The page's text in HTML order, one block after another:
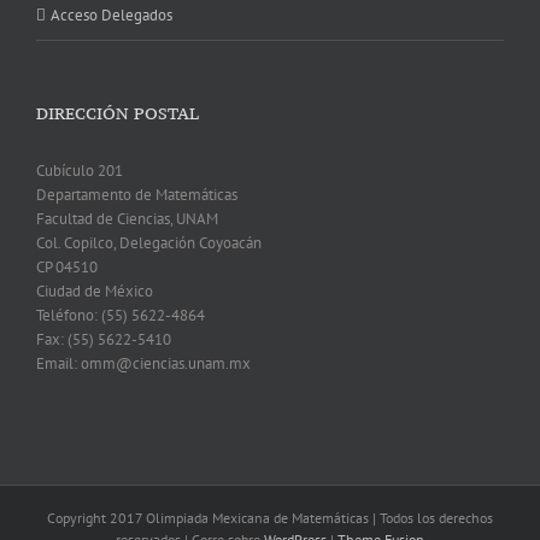
Acceso Delegados
DIRECCIÓN POSTAL
Cubículo 201
Departamento de Matemáticas
Facultad de Ciencias, UNAM
Col. Copilco, Delegación Coyoacán
CP 04510
Ciudad de México
Teléfono: (55) 5622-4864
Fax: (55) 5622-5410
Email: omm@ciencias.unam.mx
Copyright 2017 Olimpiada Mexicana de Matemáticas | Todos los derechos